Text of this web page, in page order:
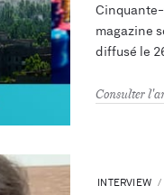
Cinquante-
magazine
diffusé le
Consulter
INTERVIEW